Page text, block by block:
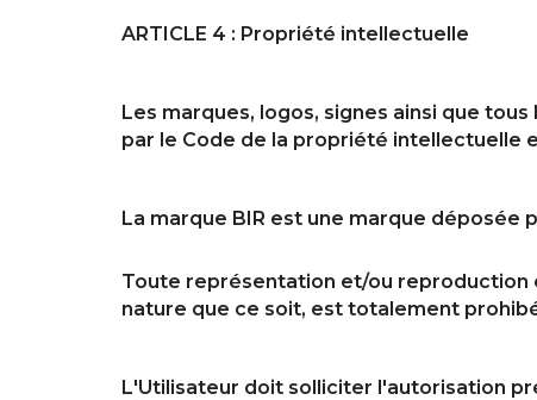
ARTICLE 4 : Propriété intellectuelle
Les marques, logos, signes ainsi que
par le Code de la propriété intellectuelle
La marque BIR est une marque déposée
Toute représentation et/ou
nature que ce soit, est totalement
L'Utilisateur doit solliciter l'autorisation